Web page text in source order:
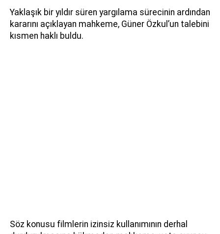
Yaklaşık bir yıldır süren yargılama sürecinin ardından
kararını açıklayan mahkeme, Güner Özkul’un talebini
kısmen haklı buldu.
Söz konusu filmlerin izinsiz kullanımının derhal